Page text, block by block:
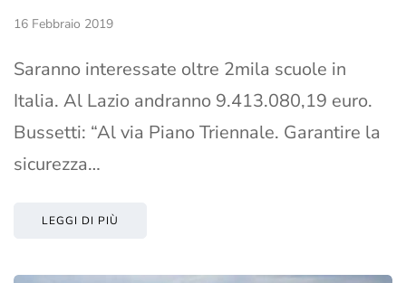
16 Febbraio 2019
Saranno interessate oltre 2mila scuole in
Italia. Al Lazio andranno 9.413.080,19 euro.
Bussetti: “Al via Piano Triennale. Garantire la
sicurezza…
LEGGI DI PIÙ